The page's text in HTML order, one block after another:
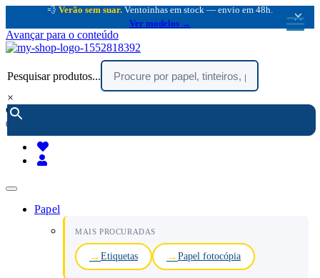
💨 Verão sem suar. Ventoinhas em stock — envio em 48h.
Ver modelos →
×
Avançar para o conteúdo
Pesquisar produtos...
×
encomendar por telefone :
(chamada rede fixa nacional)
Papel
MAIS PROCURADAS
Etiquetas Papel fotocópia